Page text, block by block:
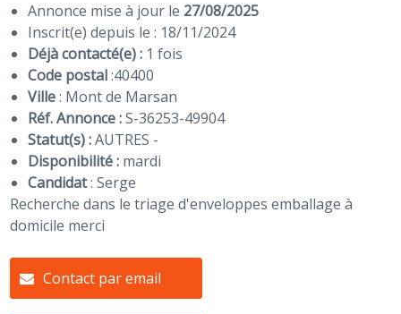
Annonce mise à jour le 27/08/2025
Inscrit(e) depuis le : 18/11/2024
Déjà contacté(e) : 1 fois
Code postal:40400
Ville: Mont de Marsan
Réf. Annonce :S-36253-49904
Statut(s) :AUTRES -
Disponibilité : mardi
Candidat:Serge
Recherche dans le triage d'enveloppes emballage à
domicile merci
Contact par email